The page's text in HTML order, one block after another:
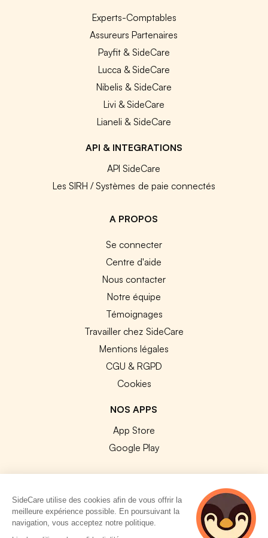
Experts-Comptables
Assureurs Partenaires
Payfit & SideCare
Lucca & SideCare
Nibelis & SideCare
Livi & SideCare
Lianeli & SideCare
API & INTEGRATIONS
API SideCare
Les SIRH / Systèmes de paie connectés
A PROPOS
Se connecter
Centre d'aide
Nous contacter
Notre équipe
Témoignages
Travailler chez SideCare
Mentions légales
CGU & RGPD
Cookies
NOS APPS
App Store
Google Play
© 2026 SideCare. Tous droits réservés.
SideCare utilise des cookies afin de vous offrir la
meilleure expérience possible. En poursuivant la
navigation, vous acceptez notre politique.